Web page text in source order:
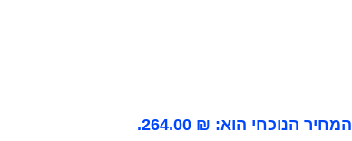
המחיר הנוכחי הוא: ₪ 264.00.